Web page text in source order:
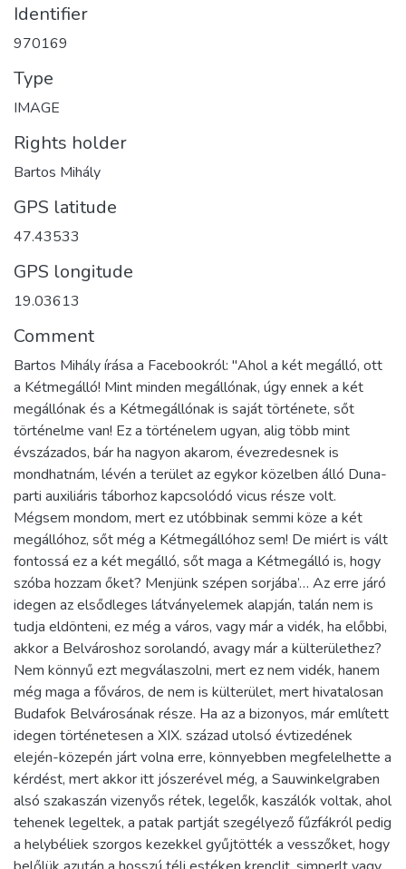
Identifier
970169
Type
IMAGE
Rights holder
Bartos Mihály
GPS latitude
47.43533
GPS longitude
19.03613
Comment
Bartos Mihály írása a Facebookról: "Ahol a két megálló, ott
a Kétmegálló! Mint minden megállónak, úgy ennek a két
megállónak és a Kétmegállónak is saját története, sőt
történelme van! Ez a történelem ugyan, alig több mint
évszázados, bár ha nagyon akarom, évezredesnek is
mondhatnám, lévén a terület az egykor közelben álló Duna-
parti auxiliáris táborhoz kapcsolódó vicus része volt.
Mégsem mondom, mert ez utóbbinak semmi köze a két
megállóhoz, sőt még a Kétmegállóhoz sem! De miért is vált
fontossá ez a két megálló, sőt maga a Kétmegálló is, hogy
szóba hozzam őket? Menjünk szépen sorjába’… Az erre járó
idegen az elsődleges látványelemek alapján, talán nem is
tudja eldönteni, ez még a város, vagy már a vidék, ha előbbi,
akkor a Belvároshoz sorolandó, avagy már a külterülethez?
Nem könnyű ezt megválaszolni, mert ez nem vidék, hanem
még maga a főváros, de nem is külterület, mert hivatalosan
Budafok Belvárosának része. Ha az a bizonyos, már említett
idegen történetesen a XIX. század utolsó évtizedének
elején-közepén járt volna erre, könnyebben megfelelhette a
kérdést, mert akkor itt jószerével még, a Sauwinkelgraben
alsó szakaszán vizenyős rétek, legelők, kaszálók voltak, ahol
tehenek legeltek, a patak partját szegélyező fűzfákról pedig
a helybéliek szorgos kezekkel gyűjtötték a vesszőket, hogy